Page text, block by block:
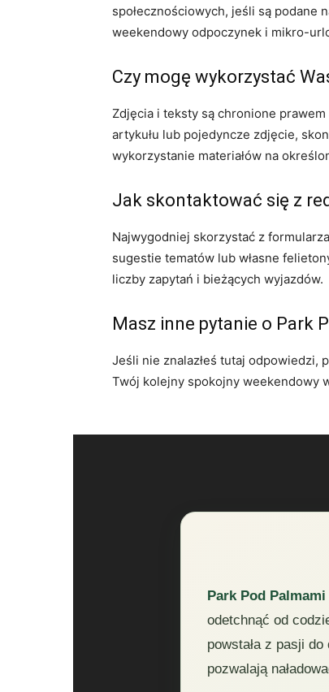
społecznościowych, jeśli są podane
weekendowy odpoczynek i mikro-
Czy mogę wykorzystać
Zdjęcia i teksty są chronione
artykułu lub pojedyncze zdjęcie,
wykorzystanie materiałów na
Jak skontaktować się z
Najwygodniej skorzystać z
sugestie tematów lub własne
liczby zapytań i bieżących wyjazdów.
Masz inne pytanie o Park
Jeśli nie znalazłeś tutaj odpowiedzi,
Twój kolejny spokojny weekendowy
Park Pod Palmami
odetchnąć od
powstała z pasji
pozwalają